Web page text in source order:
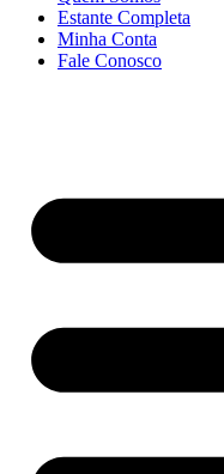
Estante Completa
Minha Conta
Fale Conosco